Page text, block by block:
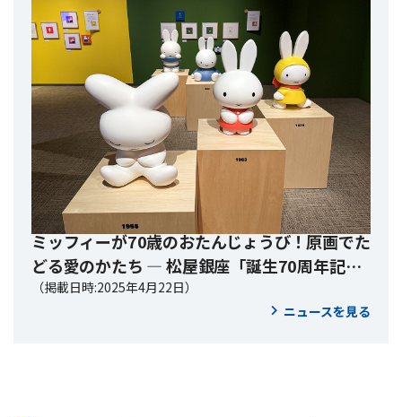
ミッフィーが70歳のおたんじょうび！原画でた
どる愛のかたち ― 松屋銀座「誕生70周年記念
ミッフィー展」
（掲載日時:2025年4月22日）
ニュースを見る